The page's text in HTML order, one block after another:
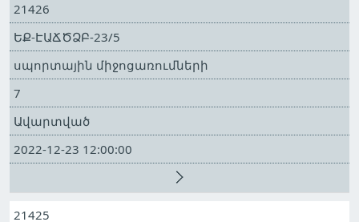
21426
ԵՔ-ԷԱՃԾՁԲ-23/5
սպորտային միջոցառումների
7
Ավարտված
2022-12-23 12:00:00
21425